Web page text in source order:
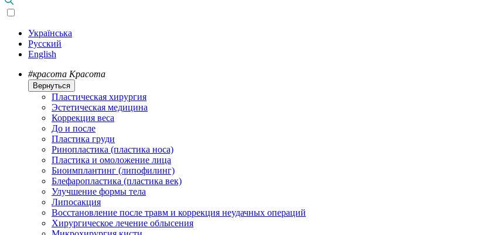
Українська
Русский
English
#красота Красота
Вернуться
Пластическая хирургия
Эстетическая медицина
Коррекция веса
До и после
Пластика груди
Ринопластика (пластика носа)
Пластика и омоложение лица
Биоимплантинг (липофилинг)
Блефаропластика (пластика век)
Улучшение формы тела
Липосакция
Восстановление после травм и коррекция неудачных операций
Хирургическое лечение облысения